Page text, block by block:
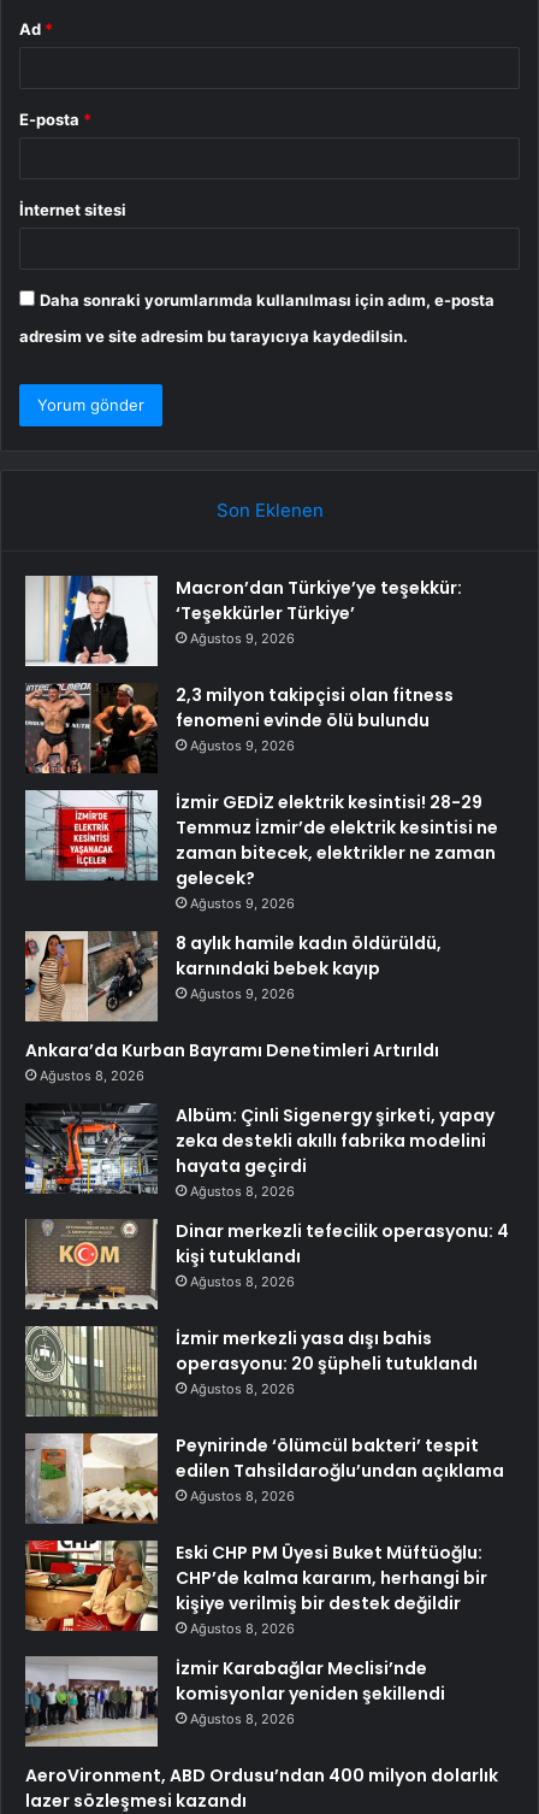
Ad *
E-posta *
İnternet sitesi
Daha sonraki yorumlarımda kullanılması için adım, e-posta
adresim ve site adresim bu tarayıcıya kaydedilsin.
Son Eklenen
Macron’dan Türkiye’ye teşekkür:
‘Teşekkürler Türkiye’
Ağustos 9, 2026
2,3 milyon takipçisi olan fitness
fenomeni evinde ölü bulundu
Ağustos 9, 2026
İzmir GEDİZ elektrik kesintisi! 28-29
Temmuz İzmir’de elektrik kesintisi ne
zaman bitecek, elektrikler ne zaman
gelecek?
Ağustos 9, 2026
8 aylık hamile kadın öldürüldü,
karnındaki bebek kayıp
Ağustos 9, 2026
Ankara’da Kurban Bayramı Denetimleri Artırıldı
Ağustos 8, 2026
Albüm: Çinli Sigenergy şirketi, yapay
zeka destekli akıllı fabrika modelini
hayata geçirdi
Ağustos 8, 2026
Dinar merkezli tefecilik operasyonu: 4
kişi tutuklandı
Ağustos 8, 2026
İzmir merkezli yasa dışı bahis
operasyonu: 20 şüpheli tutuklandı
Ağustos 8, 2026
Peynirinde ‘ölümcül bakteri’ tespit
edilen Tahsildaroğlu’undan açıklama
Ağustos 8, 2026
Eski CHP PM Üyesi Buket Müftüoğlu:
CHP’de kalma kararım, herhangi bir
kişiye verilmiş bir destek değildir
Ağustos 8, 2026
İzmir Karabağlar Meclisi’nde
komisyonlar yeniden şekillendi
Ağustos 8, 2026
AeroVironment, ABD Ordusu’ndan 400 milyon dolarlık
lazer sözleşmesi kazandı